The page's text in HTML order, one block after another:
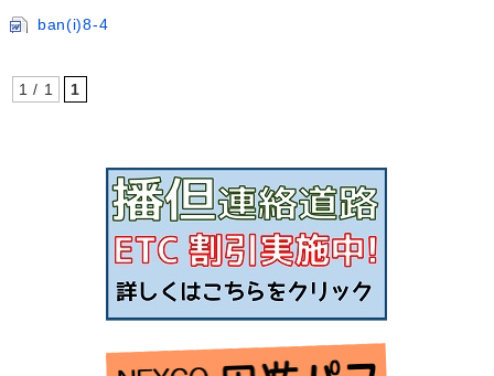
ban(i)8-4
1 / 1 1